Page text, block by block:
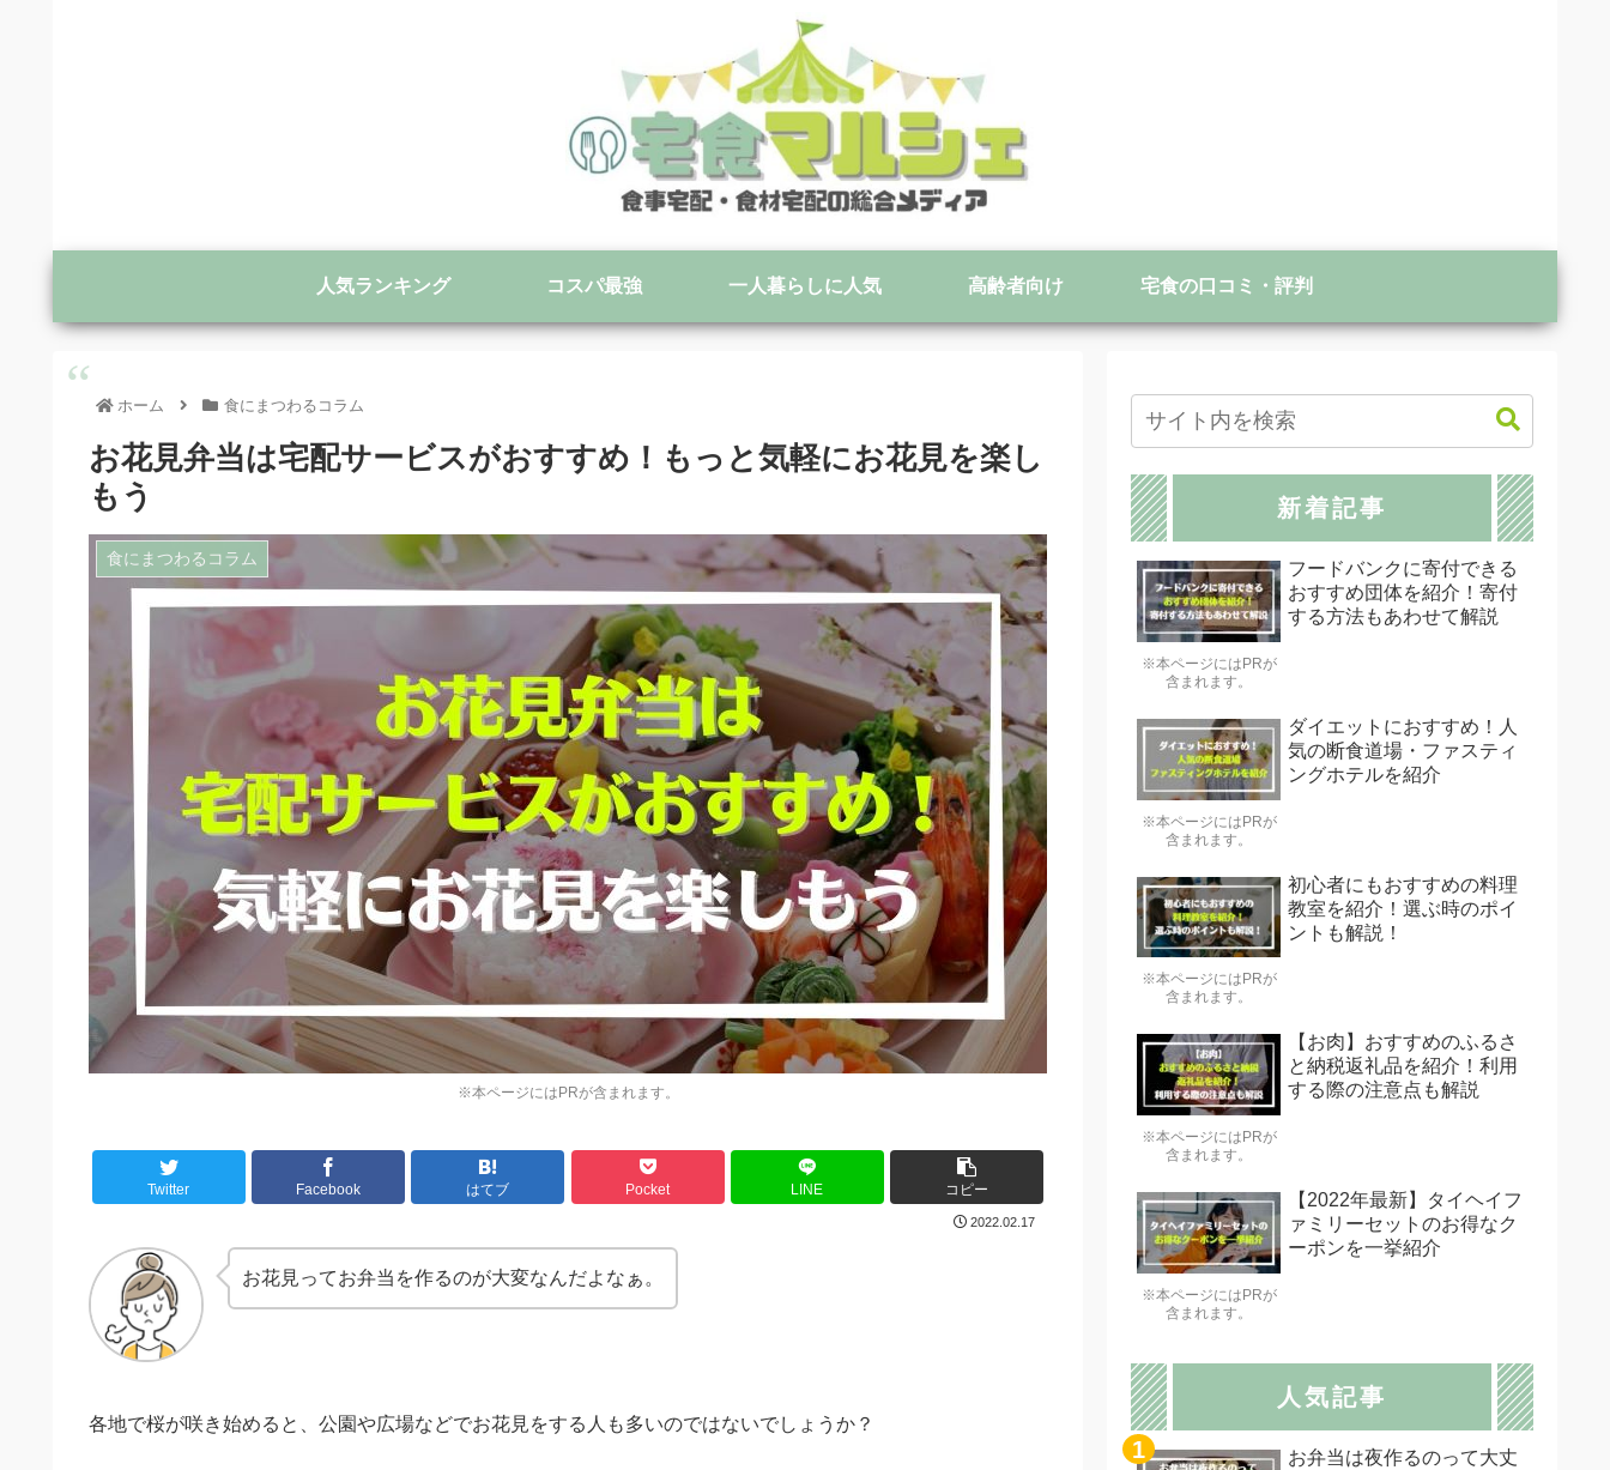
人気ランキング コスパ最強 一人暮らしに人気 高齢者向け 宅食の口コミ・評判
ホーム 食にまつわるコラム
お花見弁当は宅配サービスがおすすめ！もっと気軽にお花見を楽し
もう
※本ページにはPRが含まれます。
食にまつわるコラム
Twitter Facebook はてブ Pocket LINE コピー
2022.02.17
お花見ってお弁当を作るのが大変なんだよなぁ。
各地で桜が咲き始めると、公園や広場などでお花見をする人も多いのではないでしょうか？
新着記事
※本ページにはPRが
含まれます。
フードバンクに寄付できる
おすすめ団体を紹介！寄付
する方法もあわせて解説
※本ページにはPRが
含まれます。
ダイエットにおすすめ！人
気の断食道場・ファスティ
ングホテルを紹介
※本ページにはPRが
含まれます。
初心者にもおすすめの料理
教室を紹介！選ぶ時のポイ
ントも解説！
※本ページにはPRが
含まれます。
【お肉】おすすめのふるさ
と納税返礼品を紹介！利用
する際の注意点も解説
※本ページにはPRが
含まれます。
【2022年最新】タイヘイフ
ァミリーセットのお得なク
ーポンを一挙紹介
人気記事
お弁当は夜作るのって大丈